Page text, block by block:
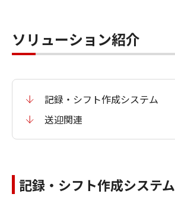
ソリューション紹介
記録・シフト作成システム
送迎関連
記録・シフト作成システム